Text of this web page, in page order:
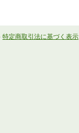
特定商取引法に基づく表示